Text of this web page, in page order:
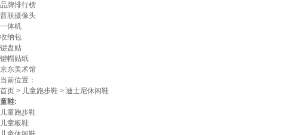
品牌排行榜
普联摄像头
一体机
收纳包
键盘贴
键帽贴纸
京东美术馆
当前位置：
首页 > 儿童跑步鞋 > 迪士尼休闲鞋
童鞋:
儿童跑步鞋
儿童板鞋